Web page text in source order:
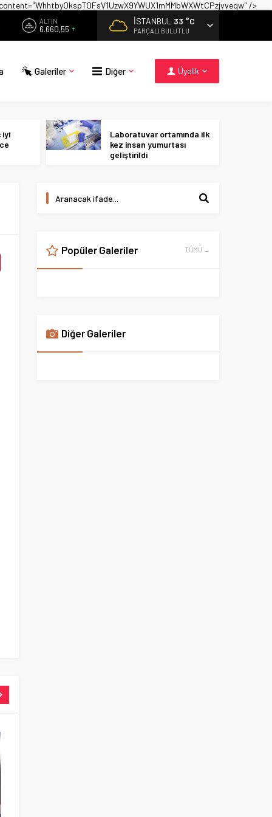
/>
ALTIN
6.660,55
İSTANBUL 33 °C
PARÇALI BULUTLU
Galeriler Diğer Üyelik
iyi
Laboratuvar ortamında ilk
kez insan yumurtası
geliştirildi
Popüler Galeriler TÜMÜ →
Diğer Galeriler